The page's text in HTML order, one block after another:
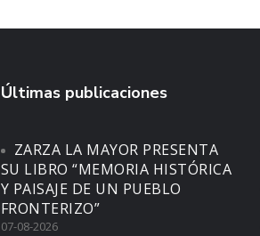
Últimas publicaciones
ZARZA LA MAYOR PRESENTA
SU LIBRO “MEMORIA HISTÓRICA
Y PAISAJE DE UN PUEBLO
FRONTERIZO”
07-08-2026